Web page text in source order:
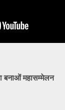
बनाओं महासम्मेलन